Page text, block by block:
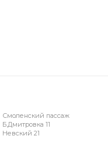
Смоленский пассаж
Б.Дмитровка 11
Невский 21